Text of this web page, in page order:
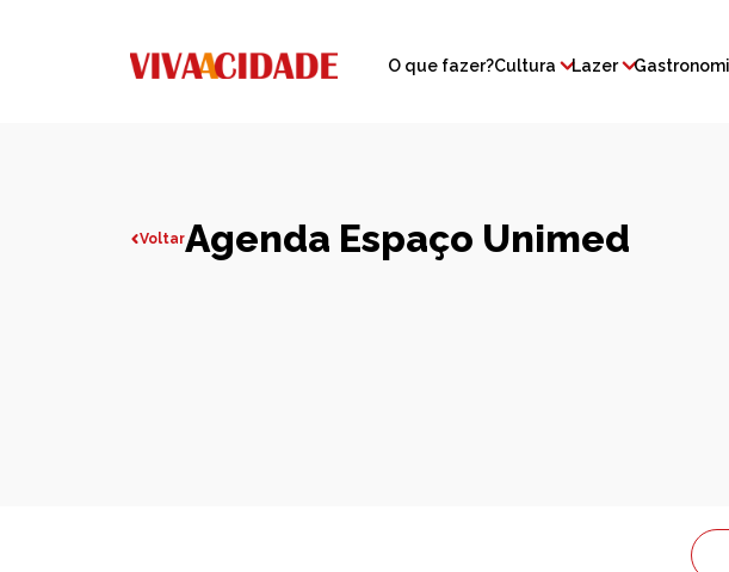
O que fazer?Cultura Lazer
VoltarAgenda Espaço Unimed